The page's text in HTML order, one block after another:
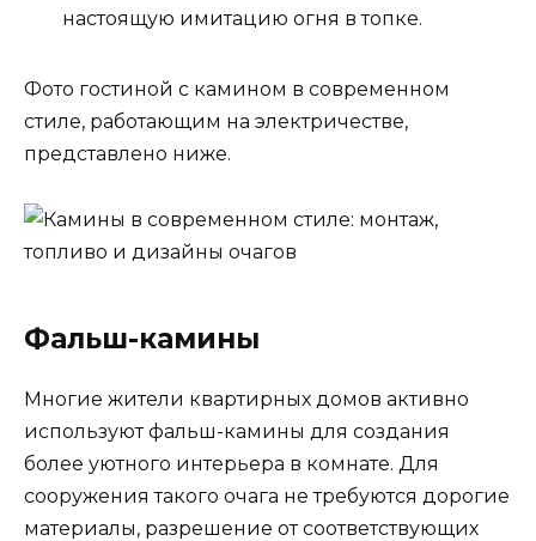
настоящую имитацию огня в топке.
Фото гостиной с камином в современном
стиле, работающим на электричестве,
представлено ниже.
Фальш-камины
Многие жители квартирных домов активно
используют фальш-камины для создания
более уютного интерьера в комнате. Для
сооружения такого очага не требуются дорогие
материалы, разрешение от соответствующих